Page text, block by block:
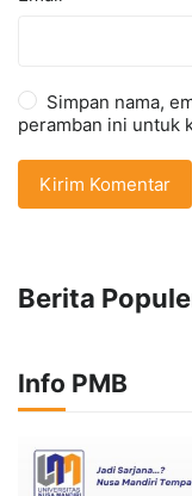
Simpan nama,
peramban ini untuk
Berita
Info PMB